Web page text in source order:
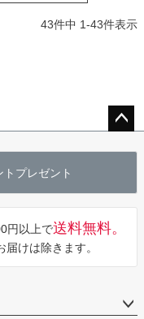
43件中 1-43件表示
へ
トプレゼント
円以上で送料無料。
けは除きます。